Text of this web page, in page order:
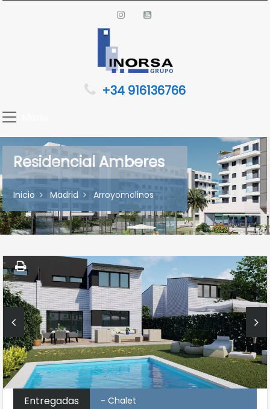
+34 916136766
Residencial Amberes
Inicio Madrid Arroyomolinos
Entregadas - Chalet